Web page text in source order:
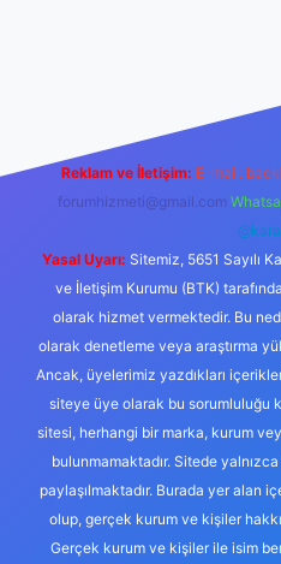
Reklam ve İletişim: E-mail:
forumhizmeti@gmail.com
Yasal Uyarı: Sitemiz, 5651 Sayılı
ve İletişim Kurumu (BTK)
olarak hizmet vermektedir. Bu
olarak denetleme veya araştırma
Ancak, üyelerimiz yazdıkları
siteye üye olarak bu sorumluluğu
sitesi, herhangi bir marka, kurum
bulunmamaktadır. Sitede
paylaşılmaktadır. Burada yer alan
olup, gerçek kurum ve kişiler
Gerçek kurum ve kişiler ile isim